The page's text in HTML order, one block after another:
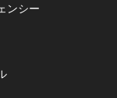
ンシー